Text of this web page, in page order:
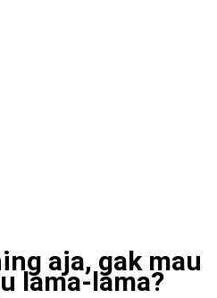
aja, gak mau
lama-lama?